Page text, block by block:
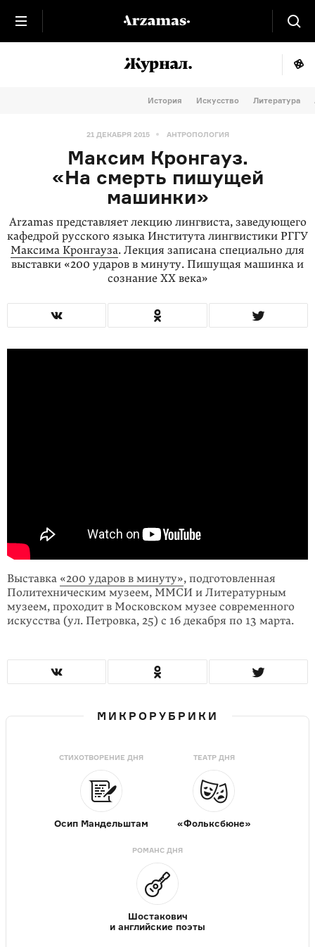
История Искусство Литература
21 ДЕКАБРЯ 2015 АНТРОПОЛОГИЯ
Максим Кронгауз.
«На смерть пишущей
машинки»
Arzamas представляет лекцию лингвиста, заведующего
кафедрой русского языка Института лингвистики РГГУ
Максима Кронгауза. Лекция записана специально для
выставки «200 ударов в минуту. Пишущая машинка и
сознание XX века»
Выставка «200 ударов в минуту», подготовленная
Политехническим музеем, ММСИ и Литературным
музеем, проходит в Московском музее современного
искусства (ул. Петровка, 25) с 16 декабря по 13 марта.
МИКРОРУБРИКИ
СТИХОТВОРЕНИЕ ДНЯ
Осип Мандельштам
ТЕАТР ДНЯ
«Фольксбюне»
РОМАНС ДНЯ
Шостакович
и английские поэты